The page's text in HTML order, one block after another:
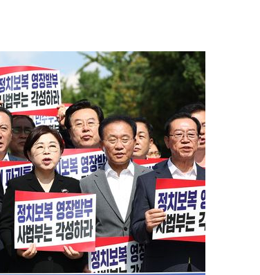
1
‘탄약 고갈 보도’에 격노한 트럼프 “
색출하라”
2
"숙련된 모습" 통영 60대女 살인
제로 갈 가능성 있나…범인의 실체
3
"출근길에 우연히 복권 샀는데…"
원 당첨자 사연은?
4
"정청래, 李 모욕에 침묵" vs "금도
말라"…친명-친청 최고위원 후보,
격돌
5
서울 백화점 돌며 명품 20차례 싹
30대 중국인 실형